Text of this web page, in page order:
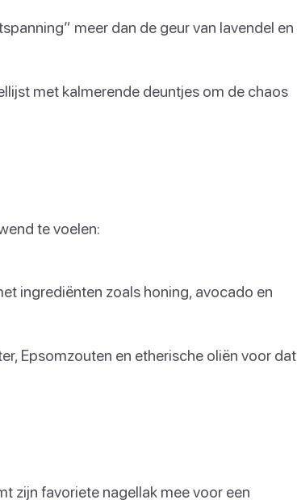
meer dan de geur van lavendel en
met kalmerende deuntjes om de chaos
te voelen:
ingrediënten zoals honing, avocado en
Epsomzouten en etherische oliën voor dat
zijn favoriete nagellak mee voor een